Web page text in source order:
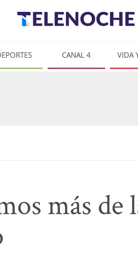
CANAL 4 VIDA
más